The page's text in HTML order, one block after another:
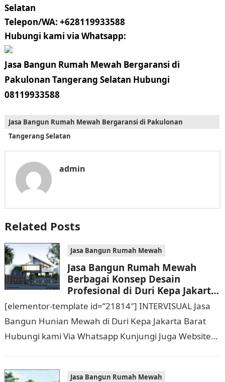
Selatan
Telepon/WA: +628119933588
Hubungi kami via Whatsapp:
Jasa Bangun Rumah Mewah Bergaransi di
Pakulonan Tangerang Selatan Hubungi
08119933588
Jasa Bangun Rumah Mewah Bergaransi di Pakulonan
Tangerang Selatan
admin
Related Posts
Jasa Bangun Rumah Mewah
Jasa Bangun Rumah Mewah
Berbagai Konsep Desain
Profesional di Duri Kepa Jakarta
Barat Hubungi 0811 9933 588
[elementor-template id=”21814″] INTERVISUAL Jasa
Bangun Hunian Mewah di Duri Kepa Jakarta Barat
Hubungi kami Via Whatsapp Kunjungi Juga Website
Jasa Bangun Rumah Mewah